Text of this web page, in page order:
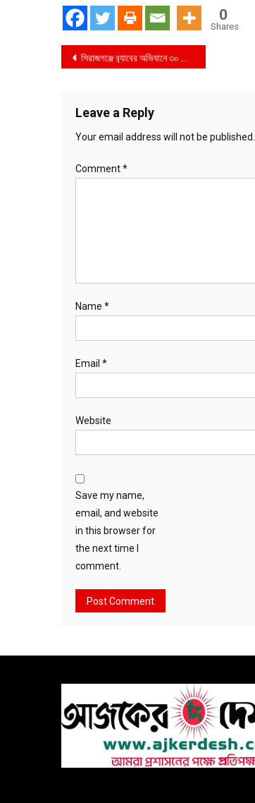
0
Shares
Post
সিরাজগঞ্জে র‍্যাবের অভিযানে ৩০ কেজি ৩’শ গ্রাম গাঁজা সহ ২ জন শীর্ষ মাদক ব্যবসায়ী আটক, ট্রাক জব্দ
Leave a Reply
Your email address will not be published.
Comment*
Name *
Email *
Website
Save my name,
email, and website
in this browser for
the next time I
comment.